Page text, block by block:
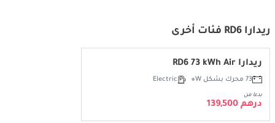
ريدارا RD6 فئات أخرى
ريدارا RD6 73 kWh Air
73 محرك بشكل W Electric
بدءا من
درهم 139,500